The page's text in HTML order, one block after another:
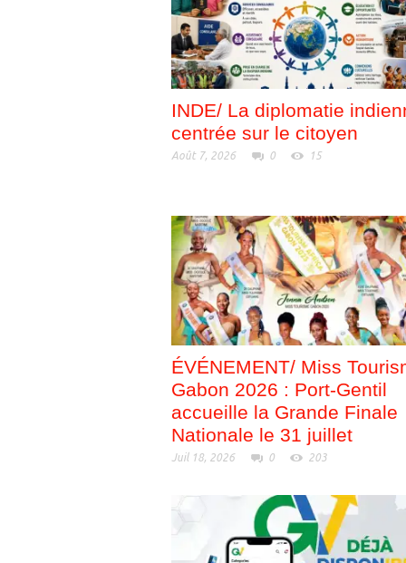
)
INDE/ La diplomatie
centrée sur le citoyen
Août 7, 2026 0 15
ÉVÉNEMENT/ Miss
Gabon 2026 : Port-Gentil
accueille la Grande Finale
Nationale le 31 juillet
Juil 18, 2026 0 203